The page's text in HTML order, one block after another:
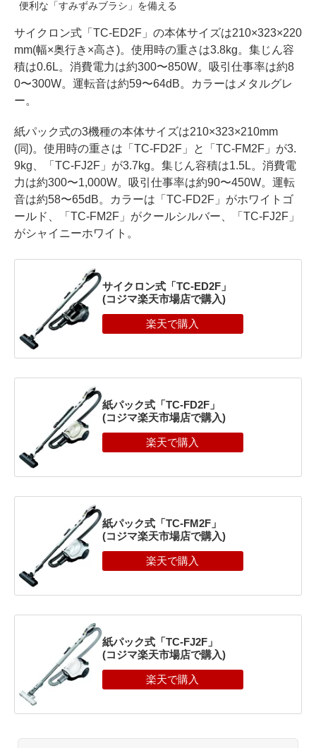
便利な「すみずみブラシ」を備える
サイクロン式「TC-ED2F」の本体サイズは210×323×220
mm(幅×奥行き×高さ)。使用時の重さは3.8kg。集じん容
積は0.6L。消費電力は約300〜850W。吸引仕事率は約8
0〜300W。運転音は約59〜64dB。カラーはメタルグレ
ー。
紙パック式の3機種の本体サイズは210×323×210mm
(同)。使用時の重さは「TC-FD2F」と「TC-FM2F」が3.
9kg、「TC-FJ2F」が3.7kg。集じん容積は1.5L。消費電
力は約300〜1,000W。吸引仕事率は約90〜450W。運転
音は約58〜65dB。カラーは「TC-FD2F」がホワイトゴ
ールド、「TC-FM2F」がクールシルバー、「TC-FJ2F」
がシャイニーホワイト。
サイクロン式「TC-ED2F」
(コジマ楽天市場店で購入)
紙パック式「TC-FD2F」
(コジマ楽天市場店で購入)
紙パック式「TC-FM2F」
(コジマ楽天市場店で購入)
紙パック式「TC-FJ2F」
(コジマ楽天市場店で購入)